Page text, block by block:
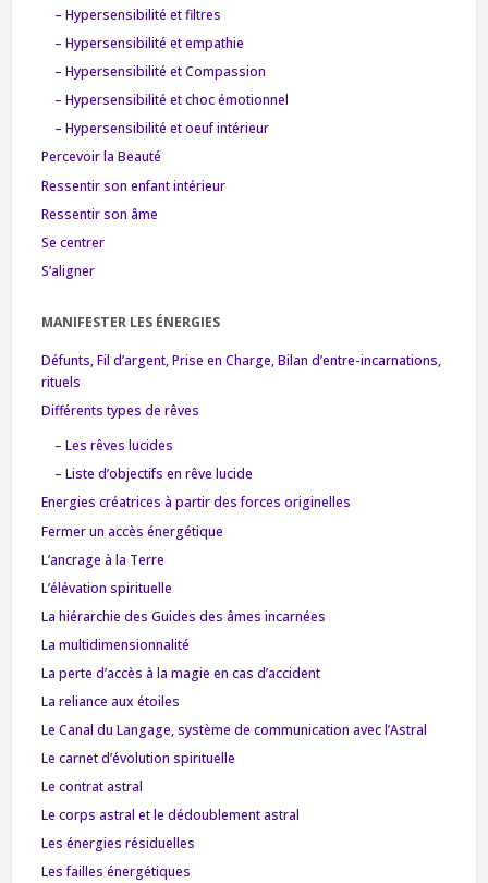
– Hypersensibilité et filtres
– Hypersensibilité et empathie
– Hypersensibilité et Compassion
– Hypersensibilité et choc émotionnel
– Hypersensibilité et oeuf intérieur
Percevoir la Beauté
Ressentir son enfant intérieur
Ressentir son âme
Se centrer
S’aligner
MANIFESTER LES ÉNERGIES
Défunts, Fil d’argent, Prise en Charge, Bilan d’entre-incarnations,
rituels
Différents types de rêves
– Les rêves lucides
– Liste d’objectifs en rêve lucide
Energies créatrices à partir des forces originelles
Fermer un accès énergétique
L’ancrage à la Terre
L’élévation spirituelle
La hiérarchie des Guides des âmes incarnées
La multidimensionnalité
La perte d’accès à la magie en cas d’accident
La reliance aux étoiles
Le Canal du Langage, système de communication avec l’Astral
Le carnet d’évolution spirituelle
Le contrat astral
Le corps astral et le dédoublement astral
Les énergies résiduelles
Les failles énergétiques